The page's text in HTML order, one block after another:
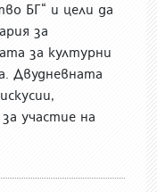
БГ“ и цели да
за
за културни
Двудневната
участие на